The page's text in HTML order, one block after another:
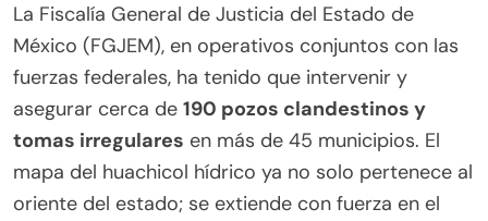
La Fiscalía General de Justicia del Estado de
México (FGJEM), en operativos conjuntos con las
fuerzas federales, ha tenido que intervenir y
asegurar cerca de 190 pozos clandestinos y
tomas irregulares en más de 45 municipios. El
mapa del huachicol hídrico ya no solo pertenece al
oriente del estado; se extiende con fuerza en el